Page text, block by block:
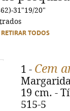
31"19/20"
RETIRAR TODOS
1 - Cem
19 cm. -
515-5